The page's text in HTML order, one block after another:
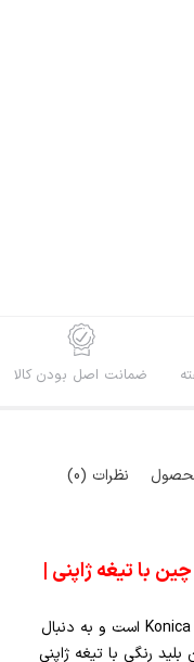
ضمانت اصل بودن کالا
نظرات (0)
با تیغه ژاپنی |
رنگی با تیغه ژاپنی